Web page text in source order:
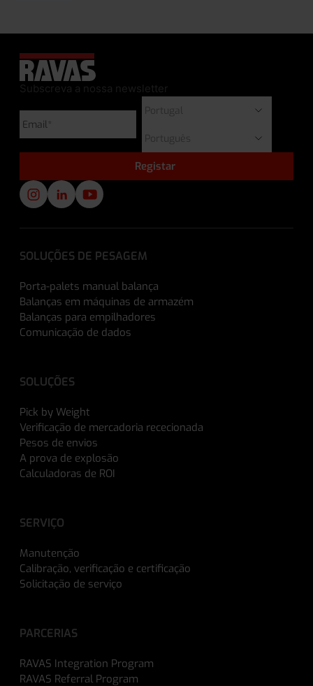
Subscreva a nossa newsletter
SOLUÇÕES DE PESAGEM
Porta-palets manual balança
Balanças em máquinas de armazém
Balanças para empilhadores
Comunicação de dados
SOLUÇÕES
Pick by Weight
Verificação de mercadoria rececionada
Pesos de envios
A prova de explosão
Calculadoras de ROI
SERVIÇO
Manutenção
Calibração, verificação e certificação
Solicitação de serviço
PARCERIAS
RAVAS Integration Program
RAVAS Referral Program